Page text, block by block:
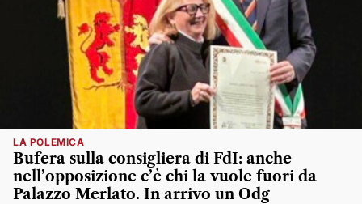
LA POLEMICA
Bufera sulla consigliera di FdI: anche
nell’opposizione c’è chi la vuole fuori da
Palazzo Merlato. In arrivo un Odg